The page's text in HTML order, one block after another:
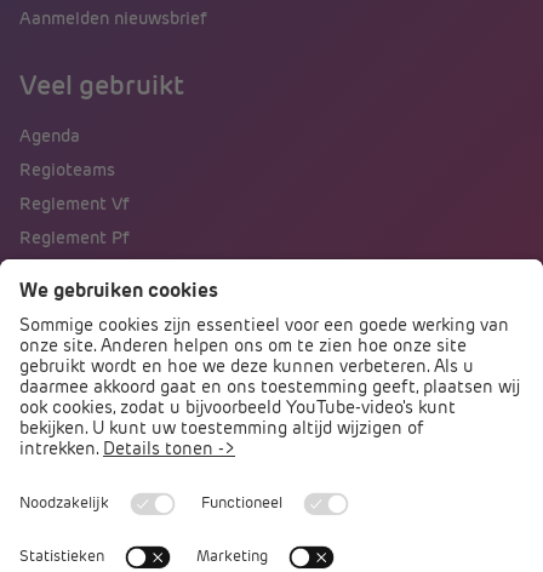
Aanmelden nieuwsbrief
Veel gebruikt
Agenda
Regioteams
Reglement Vf
Reglement Pf
Direct naar
Podcast PO praat
Arbocatalogus PO
Arbomeester